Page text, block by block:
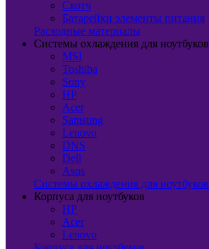
Скотч
Батарейки элементы питания
Расходные материалы
Системы охлаждения для ноутбуков
MSI
Toshiba
Sony
HP
Acer
Samsung
Lenovo
DNS
Dell
Asus
Системы охлаждения для ноутбуков
Корпуса для ноутбуков
HP
Acer
Lenovo